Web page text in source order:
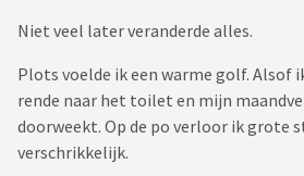
Niet veel later veranderde alles.
Plots voelde ik een warme golf. Alsof
rende naar het toilet en mijn
doorweekt. Op de po verloor ik grote
verschrikkelijk.